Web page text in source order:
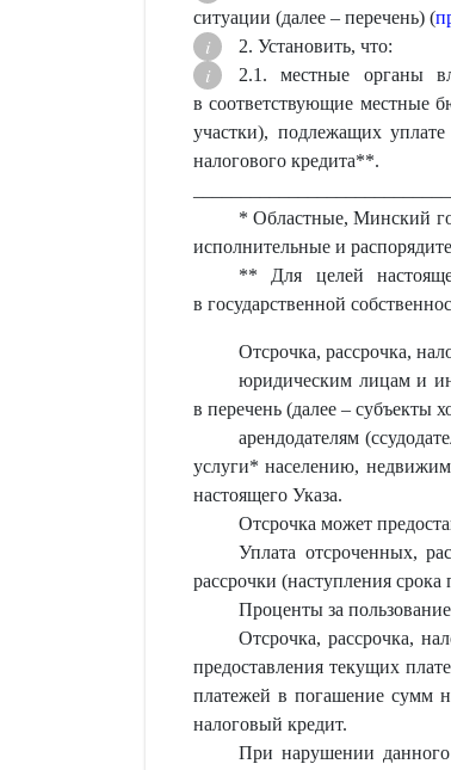
ситуации (далее – перечень) (
2. Установить, что:
2.1. местные органы
в соответствующие местные
участки), подлежащих
налогового кредита**.
* Областные, Минский
исполнительные и
** Для целей
в государственной
Отсрочка, рассрочка,
юридическим лицам и
в перечень (далее – субъекты
арендодателям
услуги* населению,
настоящего Указа.
Отсрочка может
Уплата отсроченных,
рассрочки (наступления
Проценты за
Отсрочка, рассрочка,
предоставления текущих
платежей в погашение сумм
налоговый кредит.
При нарушении данного